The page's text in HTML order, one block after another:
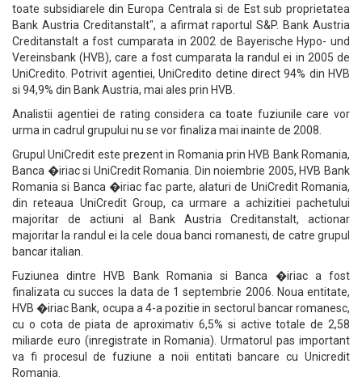
toate subsidiarele din Europa Centrala si de Est sub proprietatea
Bank Austria Creditanstalt", a afirmat raportul S&P. Bank Austria
Creditanstalt a fost cumparata in 2002 de Bayerische Hypo- und
Vereinsbank (HVB), care a fost cumparata la randul ei in 2005 de
UniCredito. Potrivit agentiei, UniCredito detine direct 94% din HVB
si 94,9% din Bank Austria, mai ales prin HVB.
Analistii agentiei de rating considera ca toate fuziunile care vor
urma in cadrul grupului nu se vor finaliza mai inainte de 2008.
Grupul UniCredit este prezent in Romania prin HVB Bank Romania,
Banca �iriac si UniCredit Romania. Din noiembrie 2005, HVB Bank
Romania si Banca �iriac fac parte, alaturi de UniCredit Romania,
din reteaua UniCredit Group, ca urmare a achizitiei pachetului
majoritar de actiuni al Bank Austria Creditanstalt, actionar
majoritar la randul ei la cele doua banci romanesti, de catre grupul
bancar italian.
Fuziunea dintre HVB Bank Romania si Banca �iriac a fost
finalizata cu succes la data de 1 septembrie 2006. Noua entitate,
HVB �iriac Bank, ocupa a 4-a pozitie in sectorul bancar romanesc,
cu o cota de piata de aproximativ 6,5% si active totale de 2,58
miliarde euro (inregistrate in Romania). Urmatorul pas important
va fi procesul de fuziune a noii entitati bancare cu Unicredit
Romania.